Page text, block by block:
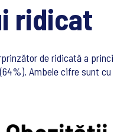
ridicat
de ridicată a
Ambele cifre sunt